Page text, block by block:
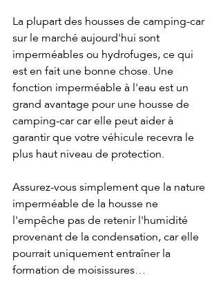
La plupart des housses de camping-car
sur le marché aujourd'hui sont
imperméables ou hydrofuges, ce qui
est en fait une bonne chose. Une
fonction imperméable à l'eau est un
grand avantage pour une housse de
camping-car car elle peut aider à
garantir que votre véhicule recevra le
plus haut niveau de protection.
Assurez-vous simplement que la nature
imperméable de la housse ne
l'empêche pas de retenir l'humidité
provenant de la condensation, car elle
pourrait uniquement entraîner la
formation de moisissures…